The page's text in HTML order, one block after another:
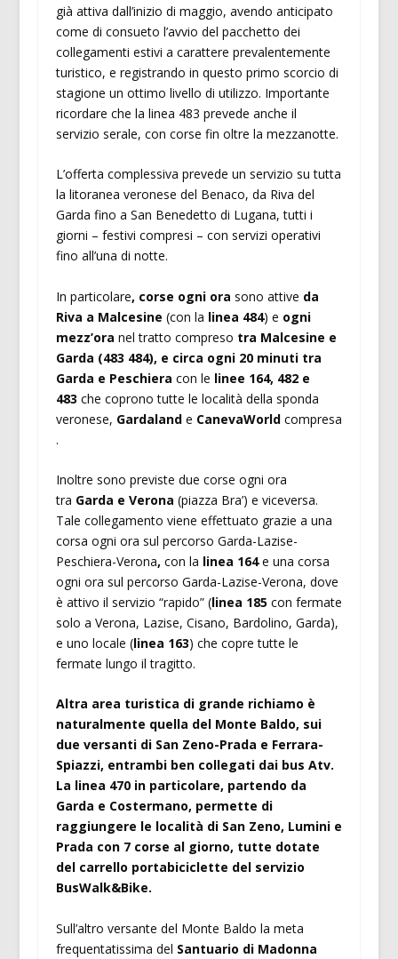
già attiva dall’inizio di maggio, avendo anticipato
come di consueto l’avvio del pacchetto dei
collegamenti estivi a carattere prevalentemente
turistico, e registrando in questo primo scorcio di
stagione un ottimo livello di utilizzo. Importante
ricordare che la linea 483 prevede anche il
servizio serale, con corse fin oltre la mezzanotte.
L’offerta complessiva prevede un servizio su tutta
la litoranea veronese del Benaco, da Riva del
Garda fino a San Benedetto di Lugana, tutti i
giorni – festivi compresi – con servizi operativi
fino all’una di notte.
In particolare, corse ogni ora sono attive da
Riva a Malcesine (con la linea 484) e ogni
mezz’ora nel tratto compreso tra Malcesine e
Garda (483 484), e circa ogni 20 minuti tra
Garda e Peschiera con le linee 164, 482 e
483 che coprono tutte le località della sponda
veronese, Gardalande CanevaWorld compresa
.
Inoltre sono previste due corse ogni ora
tra Garda e Verona (piazza Bra’) e viceversa.
Tale collegamento viene effettuato grazie a una
corsa ogni ora sul percorso Garda-Lazise-
Peschiera-Verona, con la linea 164e una corsa
ogni ora sul percorso Garda-Lazise-Verona, dove
è attivo il servizio “rapido” (linea 185 con fermate
solo a Verona, Lazise, Cisano, Bardolino, Garda),
e uno locale (linea 163) che copre tutte le
fermate lungo il tragitto.
Altra area turistica di grande richiamo è
naturalmente quella del Monte Baldo, sui
due versanti di San Zeno-Prada e Ferrara-
Spiazzi, entrambi ben collegati dai bus Atv.
La linea 470 in particolare, partendo da
Garda e Costermano, permette di
raggiungere le località di San Zeno, Lumini e
Prada con 7 corse al giorno, tutte dotate
del carrello portabiciclette del servizio
BusWalk&Bike.
Sull’altro versante del Monte Baldo la meta
frequentatissima del Santuario di Madonna